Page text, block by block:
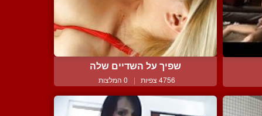
שפיך על השדיים שלה
4756 צפיות | 0 המלצות